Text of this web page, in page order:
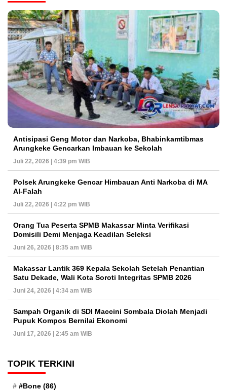
Antisipasi Geng Motor dan Narkoba, Bhabinkamtibmas
Arungkeke Gencarkan Imbauan ke Sekolah
Juli 22, 2026 | 4:39 pm WIB
Polsek Arungkeke Gencar Himbauan Anti Narkoba di MA
Al-Falah
Juli 22, 2026 | 4:22 pm WIB
Orang Tua Peserta SPMB Makassar Minta Verifikasi
Domisili Demi Menjaga Keadilan Seleksi
Juni 26, 2026 | 8:35 am WIB
Makassar Lantik 369 Kepala Sekolah Setelah Penantian
Satu Dekade, Wali Kota Soroti Integritas SPMB 2026
Juni 24, 2026 | 4:34 am WIB
Sampah Organik di SDI Maccini Sombala Diolah Menjadi
Pupuk Kompos Bernilai Ekonomi
Juni 17, 2026 | 2:45 am WIB
TOPIK TERKINI
#Bone (86)